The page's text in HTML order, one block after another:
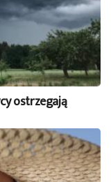
ostrzegają